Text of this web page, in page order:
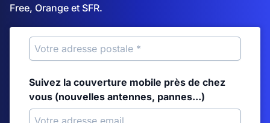
Free, Orange et SFR.
Suivez la couverture mobile près de chez
vous (nouvelles antennes, pannes...)